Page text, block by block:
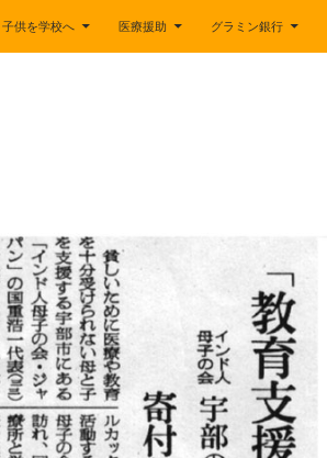
子供を学校へ 医療援助 グラミン銀行